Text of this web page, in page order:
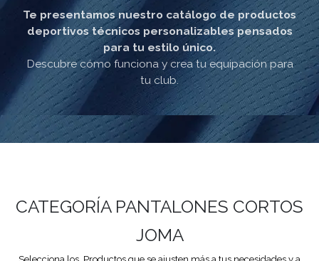
Te presentamos nuestro catálogo de productos
deportivos técnicos personalizables pensados
para tu estilo único.
Descubre cómo funciona y crea tu equipación para
tu club.
CATEGORÍA PANTALONES CORTOS
JOMA